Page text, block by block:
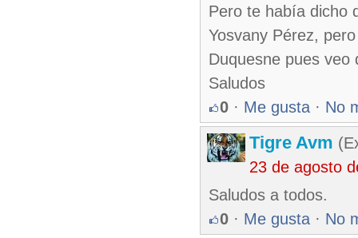
Pero te había dicho
Yosvany Pérez,
Duquesne pues veo
Saludos
0 · Me gusta · No
Tigre Avm
23 de agosto
Saludos a todos.
0 · Me gusta · No